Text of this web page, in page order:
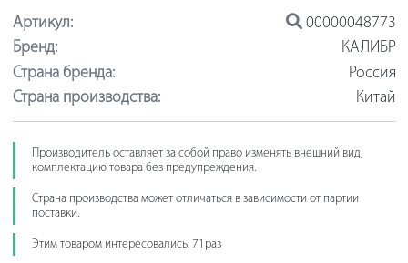
Артикул:
00000048773
Бренд:
КАЛИБР
Страна бренда:
Россия
Страна производства:
Китай
Производитель оставляет за собой право изменять внешний вид,
комплектацию товара без предупреждения.
Страна производства может отличаться в зависимости от партии
поставки.
Этим товаром интересовались: 71раз